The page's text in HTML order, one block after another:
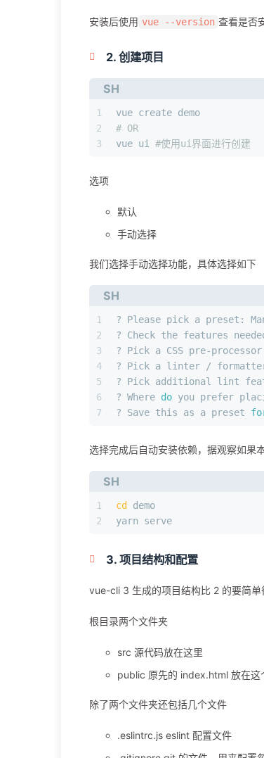
安装后使用 vue --version 查看是否
2. 创建项目
SH
1
2
3
vue create demo
# OR
vue ui #使用ui界面进行创建
选项
默认
手动选择
我们选择手动选择功能，具体选择如下
SH
1
2
3
4
5
6
7
? Please pick a preset:
? Check the features
? Pick a CSS pre-
? Pick a linter /
? Pick additional lint
? Where do you prefer
? Save this as a preset
选择完成后自动安装依赖，据观察如果
SH
1
2
cd
demo
yarn serve
3. 项目结构和配置
vue-cli 3 生成的项目结构比 2 的要简
根目录两个文件夹
src 源代码放在这里
public 原先的 index.html 放在这
除了两个文件夹还包括几个文件
.eslintrc.js eslint 配置文件